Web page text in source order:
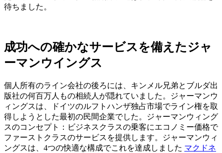
待ちました。
成功への確かなサービスを備えたジャ
ーマンウイングス
個人所有のライン会社の後ろには、キンメル兄弟とブルダ出
版社の何百万人もの相続人が隠れていました。ジャーマンウ
ィングスは、ドイツのルフトハンザ独占市場でライン権を取
得しようとした最初の民間企業でした。ジャーマンウィング
スのコンセプト：ビジネスクラスの乗客にエコノミー価格で
ファーストクラスのサービスを提供します。ジャーマンウィ
ングスは、4つの快適な構成でこれを達成しました マクドネ